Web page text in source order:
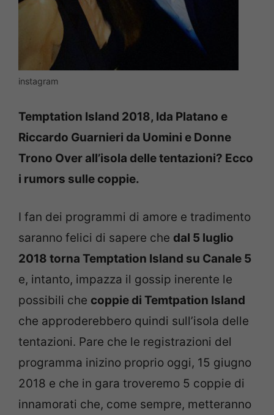
instagram
Temptation Island 2018, Ida Platano e
Riccardo Guarnieri da Uomini e Donne
Trono Over all’isola delle tentazioni? Ecco
i rumors sulle coppie.
I fan dei programmi di amore e tradimento
saranno felici di sapere che dal 5 luglio
2018 torna Temptation Island su Canale 5
e, intanto, impazza il gossip inerente le
possibili che coppie di Temtpation Island
che approderebbero quindi sull’isola delle
tentazioni. Pare che le registrazioni del
programma inizino proprio oggi, 15 giugno
2018 e che in gara troveremo 5 coppie di
innamorati che, come sempre, metteranno